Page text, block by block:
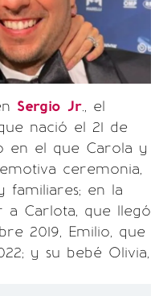
Sergio Jr., el
nació el 21 de
en el que Carola y
ceremonia,
familiares; en la
Carlota, que llegó
2019, Emilio, que
y su bebé Olivia,